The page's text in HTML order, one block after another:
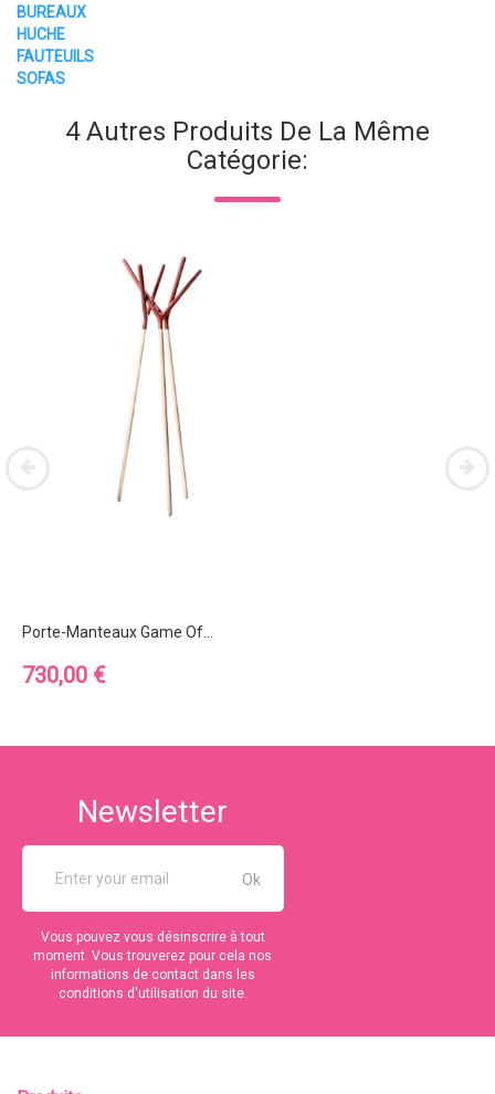
BUREAUX
HUCHE
FAUTEUILS
SOFAS
4 Autres Produits De La Même
Catégorie:
Porte-Manteaux Game Of...
Prix
730,00 €
Newsletter
Vous pouvez vous désinscrire à tout
moment. Vous trouverez pour cela nos
informations de contact dans les
conditions d'utilisation du site.